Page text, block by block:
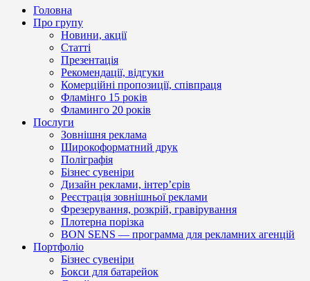
Головна
Про групу
Новини, акції
Статті
Презентація
Рекомендації, відгуки
Комерційні пропозиції, співпраця
Фламінго 15 років
Фламинго 20 років
Послуги
Зовнішня реклама
Широкоформатний друк
Поліграфія
Бізнес сувеніри
Дизайн реклами, інтер’єрів
Реєстрація зовнішньої реклами
Фрезерування, розкрій, гравірування
Плотерна порізка
BON SENS — программа для рекламних агенцій
Портфоліо
Бізнес сувеніри
Бокси для батарейок